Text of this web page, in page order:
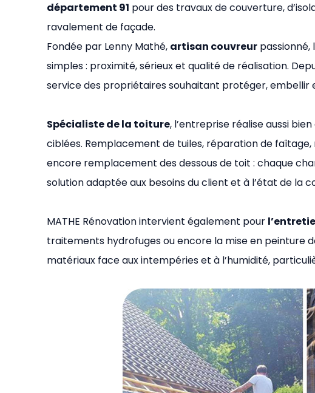
département 91 pour des travaux de couverture,
ravalement de façade.
Fondée par Lenny Mathé, artisan couvreur passionné,
simples : proximité, sérieux et qualité de réalisation.
service des propriétaires souhaitant protéger, embellir
Spécialiste de la toiture, l’entreprise réalise aussi
ciblées. Remplacement de tuiles, réparation de
encore remplacement des dessous de toit : chaque
solution adaptée aux besoins du client et à l’état de la
MATHE Rénovation intervient également pour
traitements hydrofuges ou encore la mise en
matériaux face aux intempéries et à l’humidité,